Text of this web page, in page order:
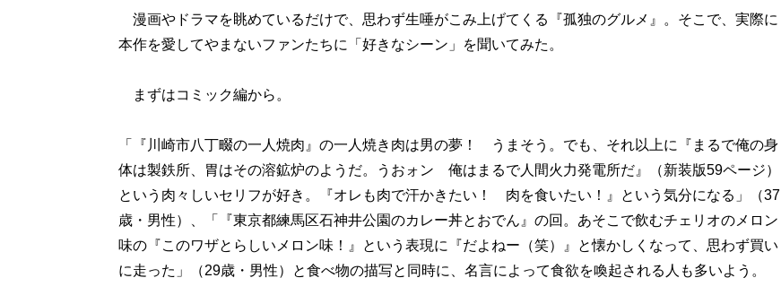
漫画やドラマを眺めているだけで、思わず生唾がこみ上げてくる『孤独のグルメ』。そこで、実際に
本作を愛してやまないファンたちに「好きなシーン」を聞いてみた。
まずはコミック編から。
「『川崎市八丁畷の一人焼肉』の一人焼き肉は男の夢！ うまそう。でも、それ以上に『まるで俺の身
体は製鉄所、胃はその溶鉱炉のようだ。うおォン 俺はまるで人間火力発電所だ』（新装版59ページ）
という肉々しいセリフが好き。『オレも肉で汗かきたい！ 肉を食いたい！』という気分になる」（37
歳・男性）、「『東京都練馬区石神井公園のカレー丼とおでん』の回。あそこで飲むチェリオのメロン
味の『このワザとらしいメロン味！』という表現に『だよねー（笑）』と懐かしくなって、思わず買い
に走った」（29歳・男性）と食べ物の描写と同時に、名言によって食欲を喚起される人も多いよう。